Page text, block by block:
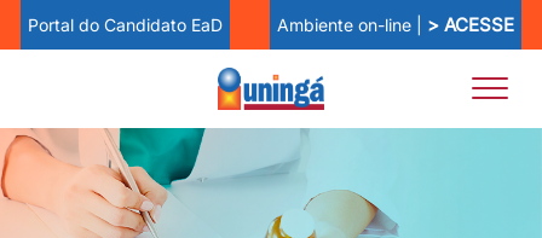
Portal do Candidato EaD Ambiente on-line | > ACESSE